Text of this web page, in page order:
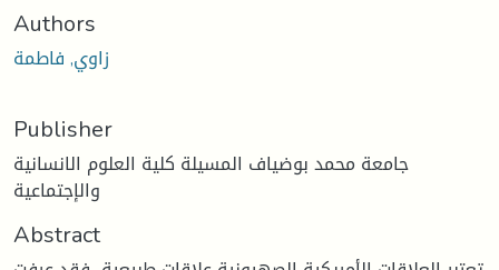
Authors
زاوي, فاطمة
Publisher
جامعة محمد بوضياف المسيلة كلية العلوم الانسانية
والإجتماعية
Abstract